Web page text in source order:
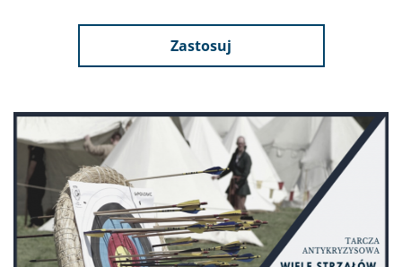
Zastosuj
Obraz